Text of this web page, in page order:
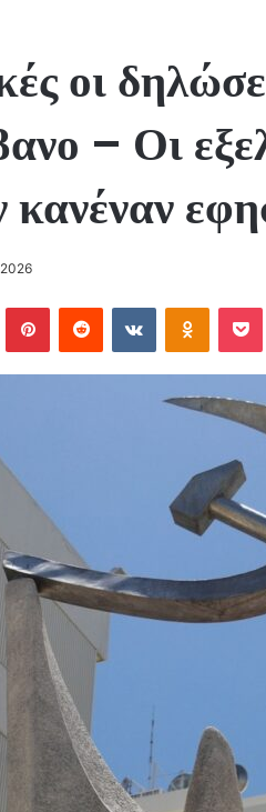
οι
– Οι
κανέναν
2026
PinterestReddit VKontakte